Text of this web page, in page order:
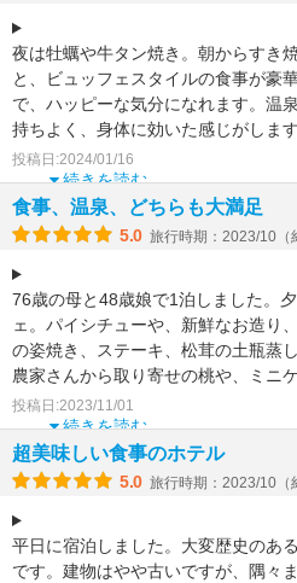
夜は牡蠣や牛タン焼き。朝からすき
と、ビュッフェスタイルの食事が豪
で、ハッピーな気分になれます。温
持ちよく、身体に効いた感じがしま
たかったです。お勧
続きを読む
投稿日:2024/01/16
食事、温泉、どちらも大満足
5.0 旅行時期：2023/10（
76歳の母と48歳娘で1泊しました。
ェ。パイシチューや、新鮮なお造り
の姿焼き、ステーキ、松茸の土瓶蒸
農家さんから取り寄せの桃や、ミニ
大満足でした。
続きを読む
投稿日:2023/11/01
超美味しい食事のホテル
5.0 旅行時期：2023/10（
平日に宿泊しました。大変歴史のあ
です。建物はやや古いですが、隅々